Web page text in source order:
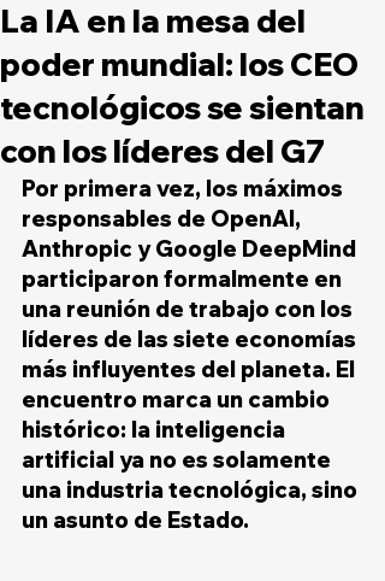
La IA en la mesa del
poder mundial: los CEO
tecnológicos se sientan
con los líderes del G7
Por primera vez, los máximos
responsables de OpenAI,
Anthropic y Google DeepMind
participaron formalmente en
una reunión de trabajo con los
líderes de las siete economías
más influyentes del planeta. El
encuentro marca un cambio
histórico: la inteligencia
artificial ya no es solamente
una industria tecnológica, sino
un asunto de Estado.